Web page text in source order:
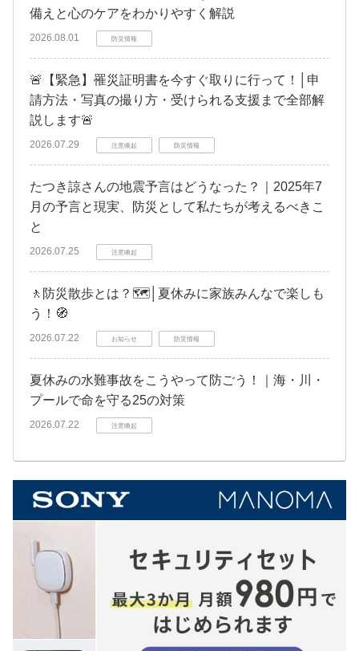
備えと心のケアをわかりやすく解説
2026.08.01 防災情報
🚨【緊急】罹災証明書を今すぐ取りに行って！│申
請方法・写真の撮り方・受けられる支援まで全部解
説します🚨
2026.07.29 注意喚起 防災情報
たつき諒さんの地震予言はどうなった？｜2025年7
月の予言と現実、防災として私たちが考えるべきこ
と
2026.07.25 注意喚起
🚶防災散歩とは？🗺️│夏休みに家族みんなで楽しも
う！🧭
2026.07.22 お知らせ 防災情報
夏休みの水難事故をこうやって防ごう！｜海・川・
プールで命を守る25の対策
2026.07.22 注意喚起